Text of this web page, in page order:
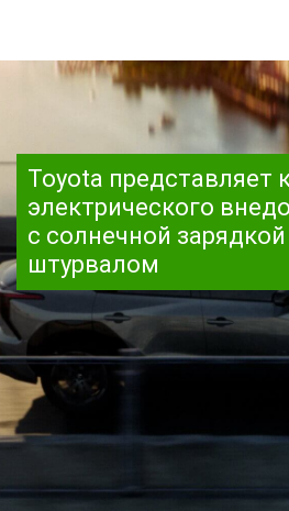
Toyota представляет
электрического
с солнечной
штурвалом